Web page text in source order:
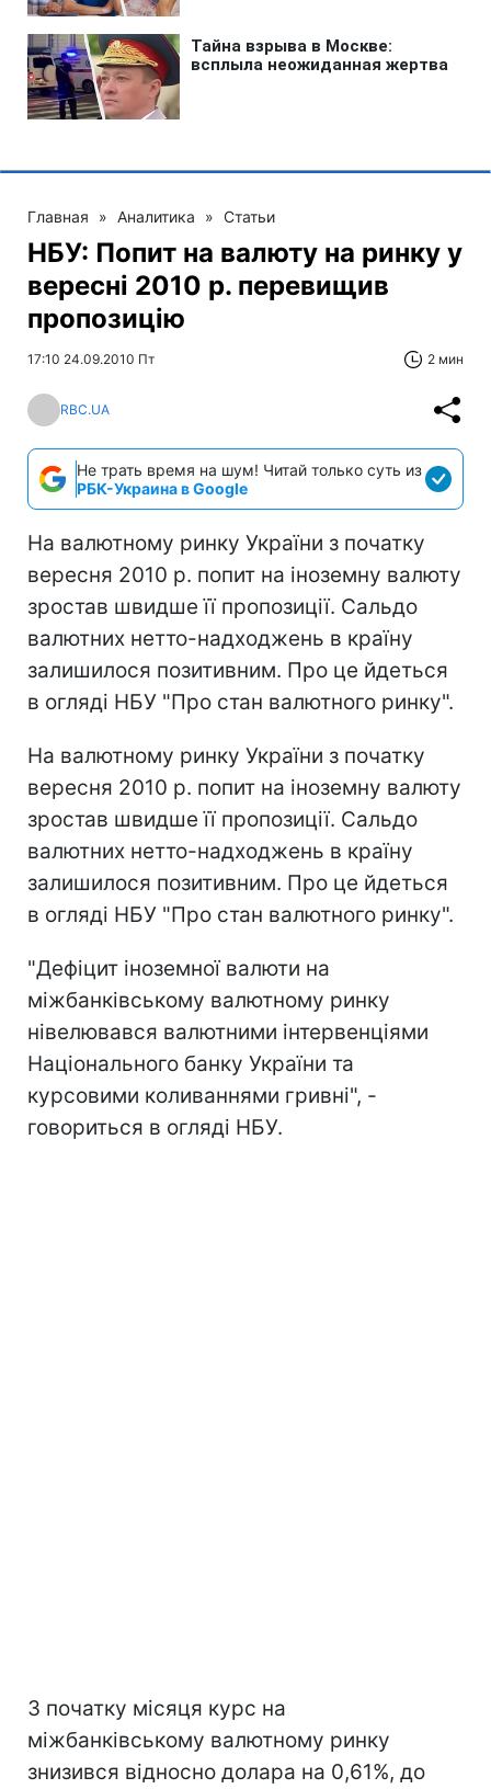
Главная » Аналитика » Статьи
НБУ: Попит на валюту на ринку у
вересні 2010 р. перевищив
пропозицію
17:10 24.09.2010 Пт 2 мин
RBC.UA
Не трать время на шум! Читай только суть из
РБК-Украина в Google
На валютному ринку України з початку
вересня 2010 р. попит на іноземну валюту
зростав швидше її пропозиції. Сальдо
валютних нетто-надходжень в країну
залишилося позитивним. Про це йдеться
в огляді НБУ "Про стан валютного ринку".
На валютному ринку України з початку
вересня 2010 р. попит на іноземну валюту
зростав швидше її пропозиції. Сальдо
валютних нетто-надходжень в країну
залишилося позитивним. Про це йдеться
в огляді НБУ "Про стан валютного ринку".
"Дефіцит іноземної валюти на
міжбанківському валютному ринку
нівелювався валютними інтервенціями
Національного банку України та
курсовими коливаннями гривні", -
говориться в огляді НБУ.
З початку місяця курс на
міжбанківському валютному ринку
знизився відносно долара на 0,61%, до